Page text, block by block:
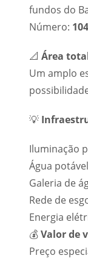
fundos do
Número:
📐 Área
Um amplo
💡
Iluminação
Água potável
Galeria de
Rede de
Energia
💰Valor de
Preço